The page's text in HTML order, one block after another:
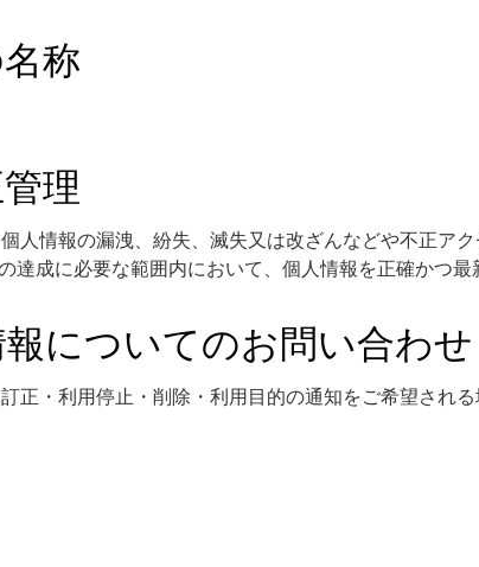
称
理
人情報の漏洩、紛失、滅失又は改ざんなどや不正ア
成に必要な範囲内において、個人情報を正確かつ最
についてのお問い合わせ
正・利用停止・削除・利用目的の通知をご希望され